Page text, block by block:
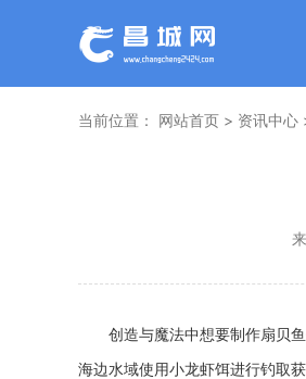
当前位置： 网站首页 > 资讯中心
创造与魔法中想要制作扇贝
海边水域使用小龙虾饵进行钓取